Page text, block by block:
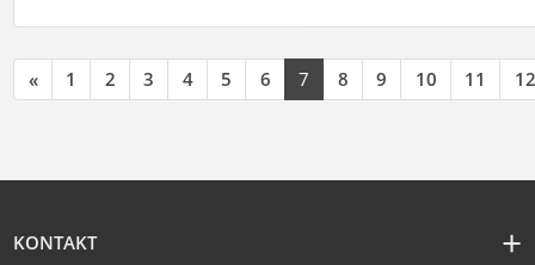
« 1 2 3 4 5 6 7 8 9 10 11 12
KONTAKT